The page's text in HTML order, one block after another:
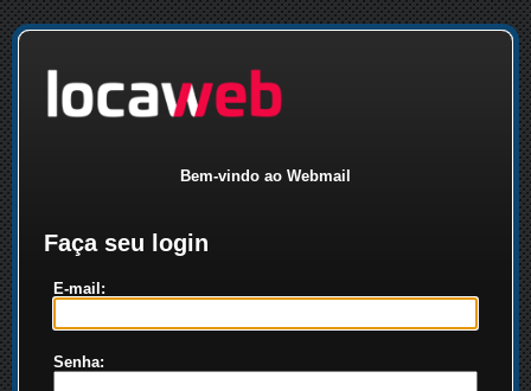
Bem-vindo ao Webmail
Faça seu login
E-mail:
Senha: